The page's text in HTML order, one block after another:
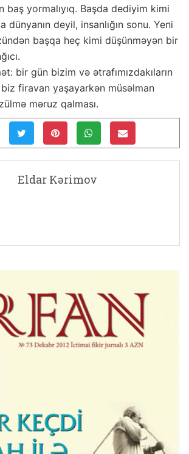
baş yormalıyıq. Başda dediyim kimi
dünyanın deyil, insanlığın sonu. Yeni
başqa heç kimi düşünməyən bir
bir gün bizim və ətrafımızdakıların
firavan yaşayarkən müsəlman
məruz qalması.
Eldar Kərimov